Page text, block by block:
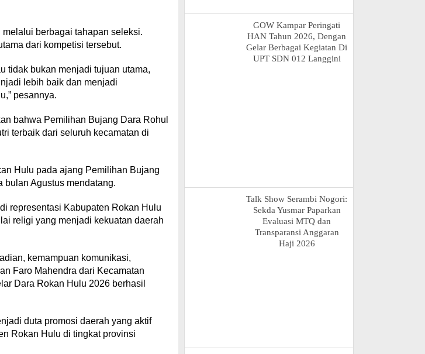
berbagai tahapan seleksi.
dari kompetisi tersebut.
tidak bukan menjadi tujuan utama,
lebih baik dan menjadi
pesannya.
bahwa Pemilihan Bujang Dara Rohul
terbaik dari seluruh kecamatan di
Hulu pada ajang Pemilihan Bujang
bulan Agustus mendatang.
representasi Kabupaten Rokan Hulu
religi yang menjadi kekuatan daerah
kemampuan komunikasi,
Faro Mahendra dari Kecamatan
Dara Rokan Hulu 2026 berhasil
duta promosi daerah yang aktif
Rokan Hulu di tingkat provinsi
GOW Kampar Peringati
HAN Tahun 2026, Dengan
Gelar Berbagai Kegiatan Di
UPT SDN 012 Langgini
Talk Show Serambi Nogori:
Sekda Yusmar Paparkan
Evaluasi MTQ dan
Transparansi Anggaran
Haji 2026